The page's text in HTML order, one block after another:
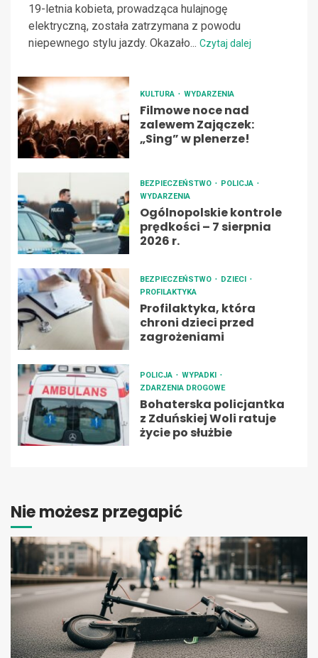
19-letnia kobieta, prowadząca hulajnogę
elektryczną, została zatrzymana z powodu
niepewnego stylu jazdy. Okazało... Czytaj dalej
KULTURA WYDARZENIA
Filmowe noce nad
zalewem Zajączek:
„Sing” w plenerze!
BEZPIECZEŃSTWO
POLICJA
WYDARZENIA
Ogólnopolskie kontrole
prędkości – 7 sierpnia
2026 r.
BEZPIECZEŃSTWO
DZIECI
PROFILAKTYKA
Profilaktyka, która
chroni dzieci przed
zagrożeniami
POLICJA
WYPADKI
ZDARZENIA DROGOWE
Bohaterska policjantka
z Zduńskiej Woli ratuje
życie po służbie
Nie możesz przegapić